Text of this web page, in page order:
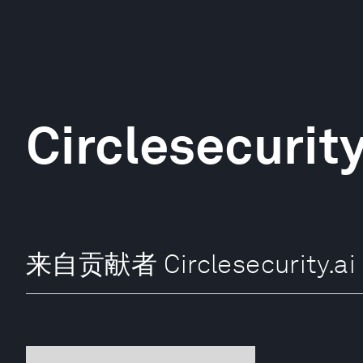
来自贡献者 Circlesecurity.ai